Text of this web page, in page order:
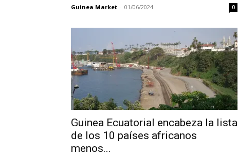
Guinea Market - 01/06/2024 0
Guinea Ecuatorial encabeza la lista
de los 10 países africanos
menos...